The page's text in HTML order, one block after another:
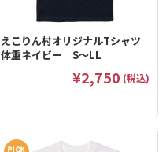
えこりん村オリジナルTシャツ
体重ネイビー S～LL
¥2,750 (税込)